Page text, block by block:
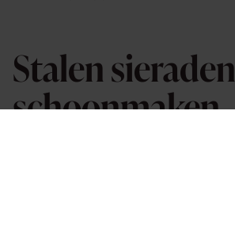
Stalen sieraden
schoonmaken